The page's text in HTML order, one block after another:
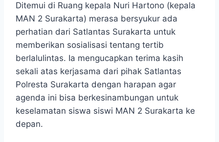
Ditemui di Ruang kepala Nuri Hartono (kepala
MAN 2 Surakarta) merasa bersyukur ada
perhatian dari Satlantas Surakarta untuk
memberikan sosialisasi tentang tertib
berlalulintas. Ia mengucapkan terima kasih
sekali atas kerjasama dari pihak Satlantas
Polresta Surakarta dengan harapan agar
agenda ini bisa berkesinambungan untuk
keselamatan siswa siswi MAN 2 Surakarta ke
depan.